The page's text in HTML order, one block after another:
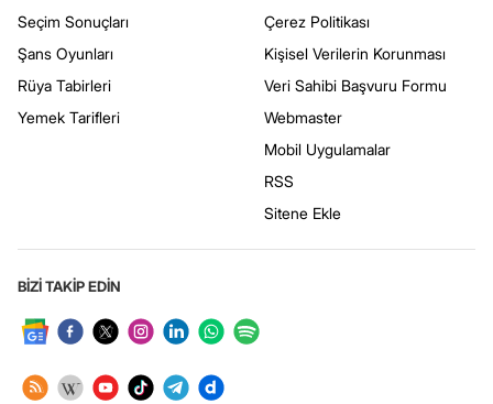
Seçim Sonuçları
Şans Oyunları
Rüya Tabirleri
Yemek Tarifleri
Çerez Politikası
Kişisel Verilerin Korunması
Veri Sahibi Başvuru Formu
Webmaster
Mobil Uygulamalar
RSS
Sitene Ekle
BİZİ TAKİP EDİN